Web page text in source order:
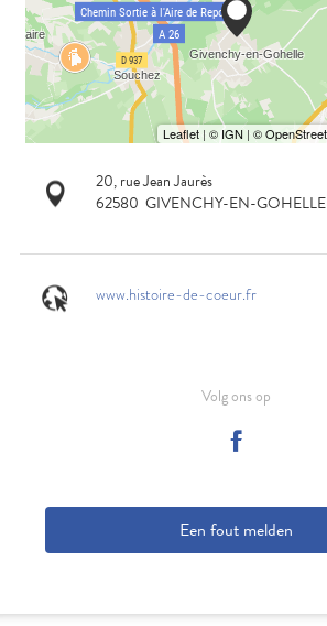
20, rue Jean Jaurès
62580 GIVENCHY-EN-GOHELLE
www.histoire-de-coeur.fr
Volg ons op
Een fout melden